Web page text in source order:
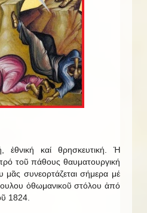
ἐθνική καί θρησκευτική. Ἡ
τοῦ πάθους θαυματουργική
συνεορτάζεται σήμερα μέ
ὀθωμανικοῦ στόλου ἀπό
1824.